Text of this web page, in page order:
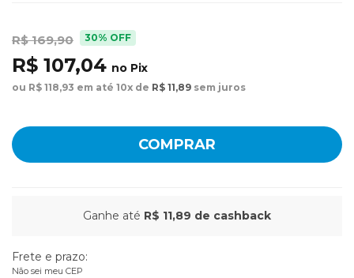
R$ 169,90 30% OFF
R$ 107,04 no Pix
ou R$ 118,93 em até 10x de R$ 11,89 sem juros
COMPRAR
Ganhe até R$ 11,89 de cashback
Frete e prazo:
Não sei meu CEP